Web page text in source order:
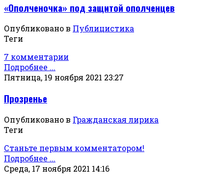
«Ополченочка» под защитой ополченцев
Опубликовано в Публицистика
Теги
7 комментарии
Подробнее ...
Пятница, 19 ноября 2021 23:27
Прозренье
Опубликовано в Гражданская лирика
Теги
Станьте первым комментатором!
Подробнее ...
Среда, 17 ноября 2021 14:16